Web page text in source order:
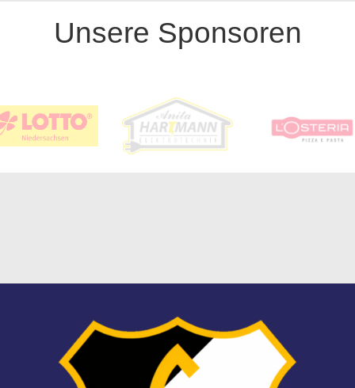
Unsere Sponsoren